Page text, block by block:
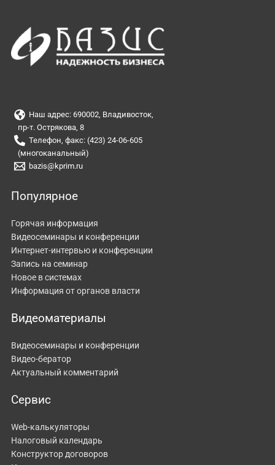
Наш адрес: 690002, Владивосток,
пр-т. Острякова, 8
Телефон, факс: (423) 24-06-605
(многоканальный)
bazis@kprim.ru
Популярное
Горячая информация
Видеосеминары и конференции
Интернет-интервью и конференции
Запись на семинар
Новое в системах
Информация от органов власти
Видеоматериалы
Видеосеминары и конференции
Видео-бератор
Актуальный комментарий
Сервис
Web-калькуляторы
Налоговый календарь
Конструктор договоров